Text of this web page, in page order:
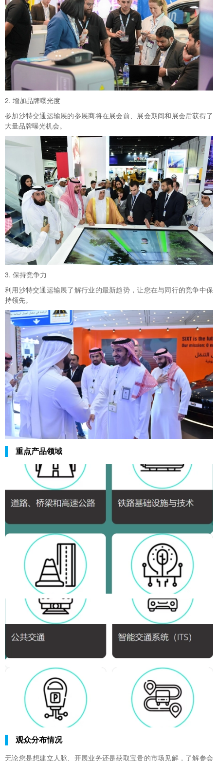
2. 增加品牌曝光度
参加沙特交通运输展的参展商将在展会前、展会期间和展会后获得了
大量品牌曝光机会。
3. 保持竞争力
利用沙特交通运输展了解行业的最新趋势，让您在与同行的竞争中保
持领先。
重点产品领域
观众分布情况
无论您是想建立人脉、开展业务还是获取宝贵的市场见解，了解参会